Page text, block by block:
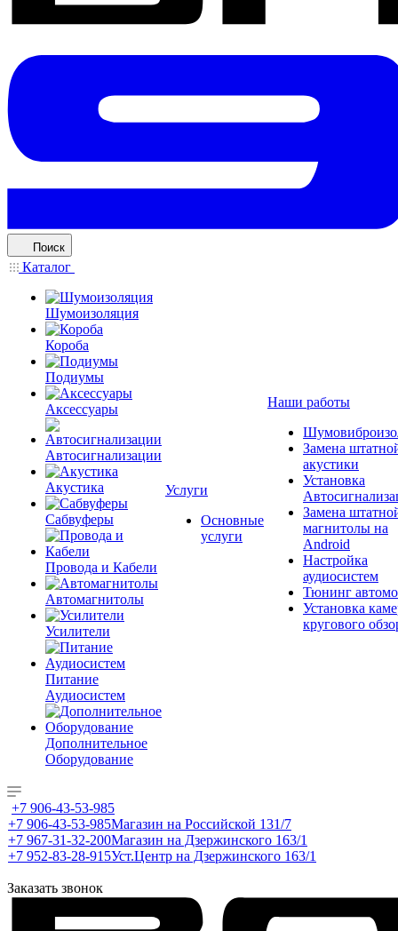
Поиск
Каталог
Шумоизоляция
Короба
Подиумы
Аксессуары
Автосигнализации
Акустика
Сабвуферы
Провода и Кабели
Автомагнитолы
Усилители
Питание
Аудиосистем
Дополнительное
Оборудование
Услуги
Основные
услуги
Наши работы
Замена
акустики
Установка
Замена
магнитолы на
Android
Настройка
аудиосистем
Тюнинг
Установка
кругового
+7 906-43-53-985
+7 906-43-53-985Магазин на Российской 131/7
+7 967-31-32-200Магазин на Дзержинского 163/1
+7 952-83-28-915Уст.Центр на Дзержинского 163/1
Заказать звонок